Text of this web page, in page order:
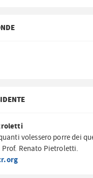
volessero porre dei
Prof. Renato Pietroletti.